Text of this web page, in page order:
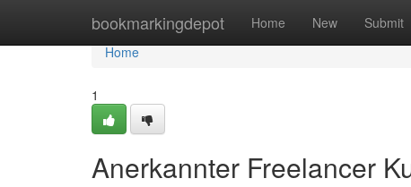
bookmarkingdepot Home New Submit
Home
Home
1
Anerkannter Freelancer